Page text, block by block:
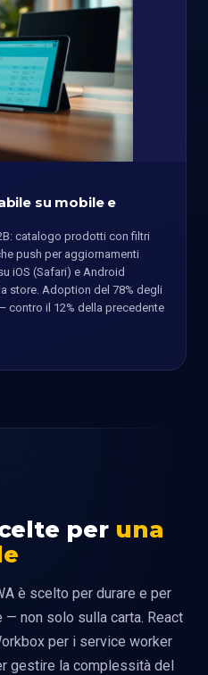
su mobile e
catalogo prodotti con filtri
push per aggiornamenti
iOS (Safari) e Android
store. Adoption del 78% degli
contro il 12% della precedente
per una
è scelto per durare e per
non solo sulla carta. React
per i service worker
gestire la complessità del